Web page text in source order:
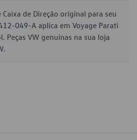
Caixa de Direção original para seu
049-A aplica em Voyage Parati
Peças VW genuínas na sua loja